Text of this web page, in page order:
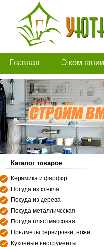
Главная О компании
Каталог товаров
Керамика и фарфор
Посуда из стекла
Посуда из дерева
Посуда металлическая
Посуда пластмассовая
Предметы сервировки, ножи
Кухонные инструменты